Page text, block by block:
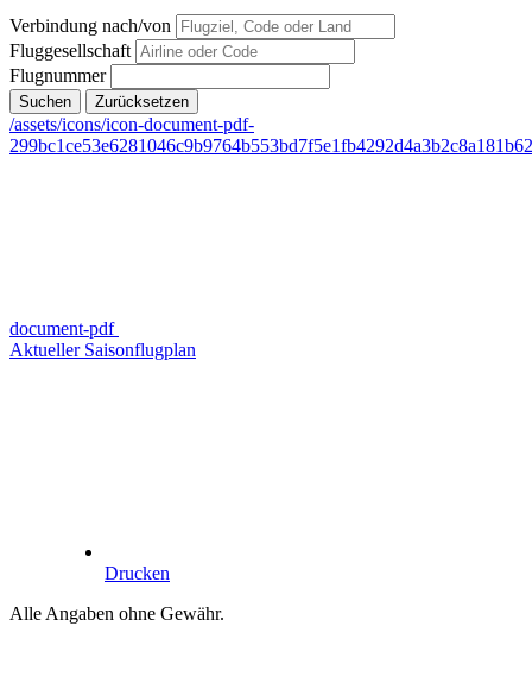
Verbindung nach/von
Fluggesellschaft
Flugnummer
Suchen Zurücksetzen
/assets/icons/icon-document-pdf-
document-pdf
Aktueller Saisonflugplan
Drucken
Alle Angaben ohne Gewähr.